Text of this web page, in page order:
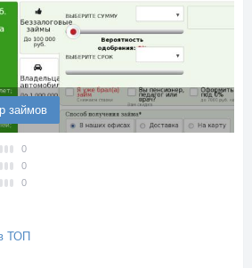
займов
0
0
0
ТОП